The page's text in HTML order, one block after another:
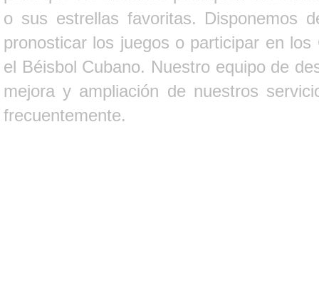
o sus estrellas favoritas. Disponemos
pronosticar los juegos o participar en
el Béisbol Cubano. Nuestro equipo de
mejora y ampliación de nuestros
frecuentemente.